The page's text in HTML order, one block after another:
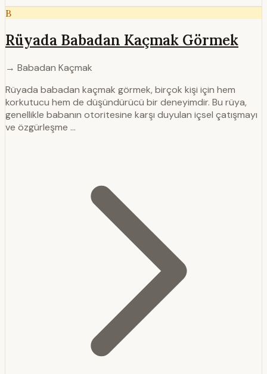
B
Rüyada Babadan Kaçmak Görmek
→ Babadan Kaçmak
Rüyada babadan kaçmak görmek, birçok kişi için hem
korkutucu hem de düşündürücü bir deneyimdir. Bu rüya,
genellikle babanın otoritesine karşı duyulan içsel çatışmayı
ve özgürleşme …